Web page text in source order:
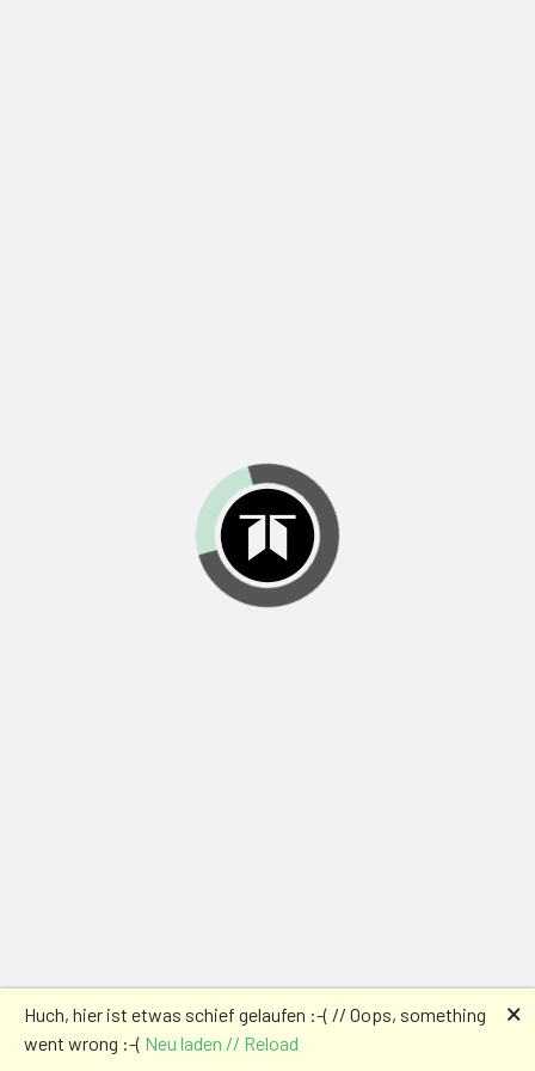
Huch, hier ist etwas schief gelaufen :-( // Oops, something
went wrong :-( Neu laden // Reload
🗙